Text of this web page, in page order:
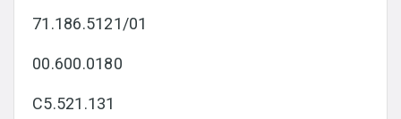
71.186.5121/01
00.600.0180
C5.521.131